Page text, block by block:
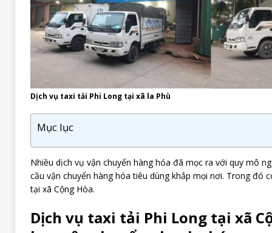
Dịch vụ taxi tải Phi Long tại xã la Phù
Mục lục
Nhiều dịch vụ vận chuyển hàng hóa đã mọc ra với quy mô
cầu vận chuyển hàng hóa tiêu dùng khắp mọi nơi. Trong đó
tại xã Cộng Hòa.
Dịch vụ taxi tải Phi Long tại xã